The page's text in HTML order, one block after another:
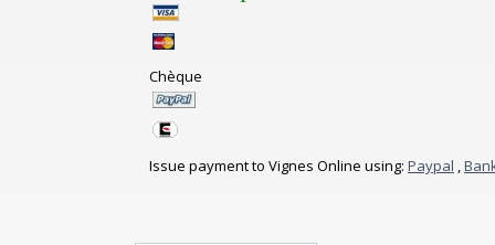
Chèque
Issue payment to Vignes Online using: Paypal ,